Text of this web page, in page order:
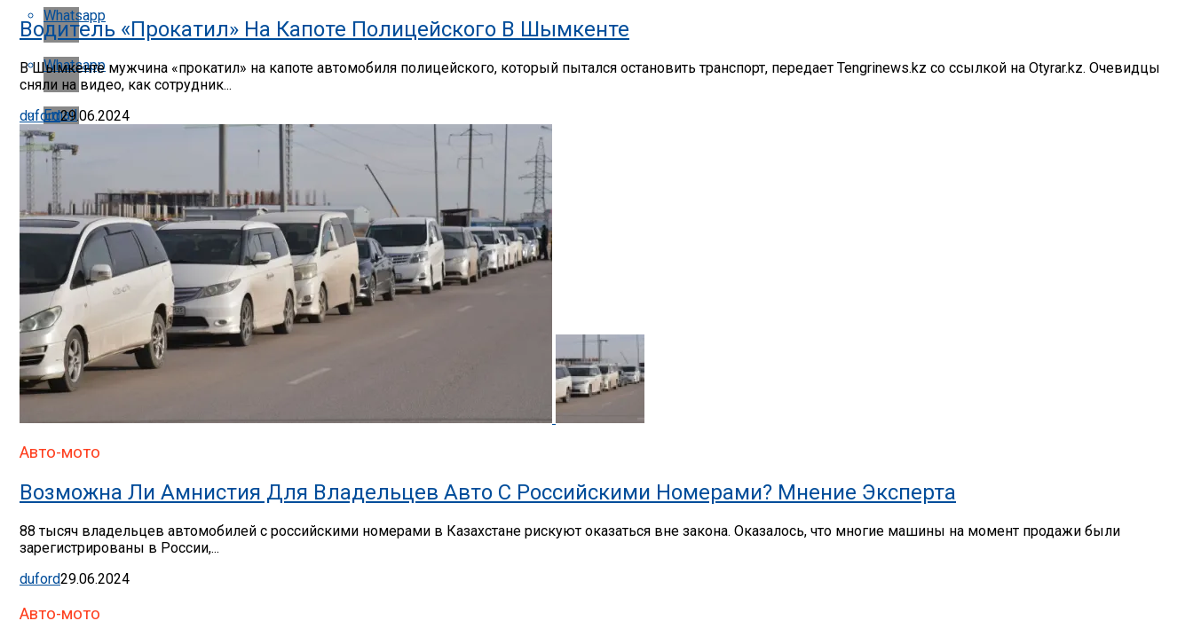
Whatsapp
Whatsapp
Email
Водитель «прокатил» На Капоте Полицейского В Шымкенте
В Шымкенте мужчина «прокатил» на капоте автомобиля полицейского, который пытался остановить транспорт, передает Tengrinews.kz со ссылкой на Otyrar.kz. Очевидцы
сняли на видео, как сотрудник...
duford29.06.2024
Авто-мото
Возможна Ли Амнистия Для Владельцев Авто С Российскими Номерами? Мнение Эксперта
88 тысяч владельцев автомобилей с российскими номерами в Казахстане рискуют оказаться вне закона. Оказалось, что многие машины на момент продажи были
зарегистрированы в России,...
duford29.06.2024
Авто-мото